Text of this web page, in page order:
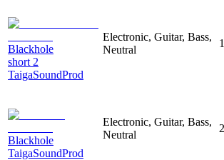
Blackhole
short 2
TaigaSoundProd
Electronic, Guitar, Bass,
Neutral
Blackhole
TaigaSoundProd
Electronic, Guitar, Bass,
Neutral